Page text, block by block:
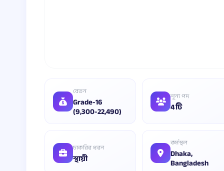
বেতন
Grade-16
(9,300-22,490)
শূন্য পদ
4 টি
চাকরির ধরন
স্থায়ী
কর্মস্থল
Dhaka,
Bangladesh